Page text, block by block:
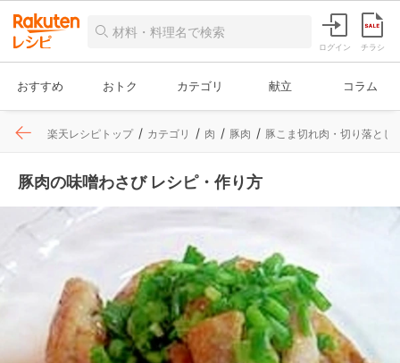
ログイン チラシ
おすすめ おトク カテゴリ 献立 コラム
楽天レシピトップ カテゴリ 肉 豚肉 豚こま切れ肉・切り落とし
豚肉の味噌わさび レシピ・作り方